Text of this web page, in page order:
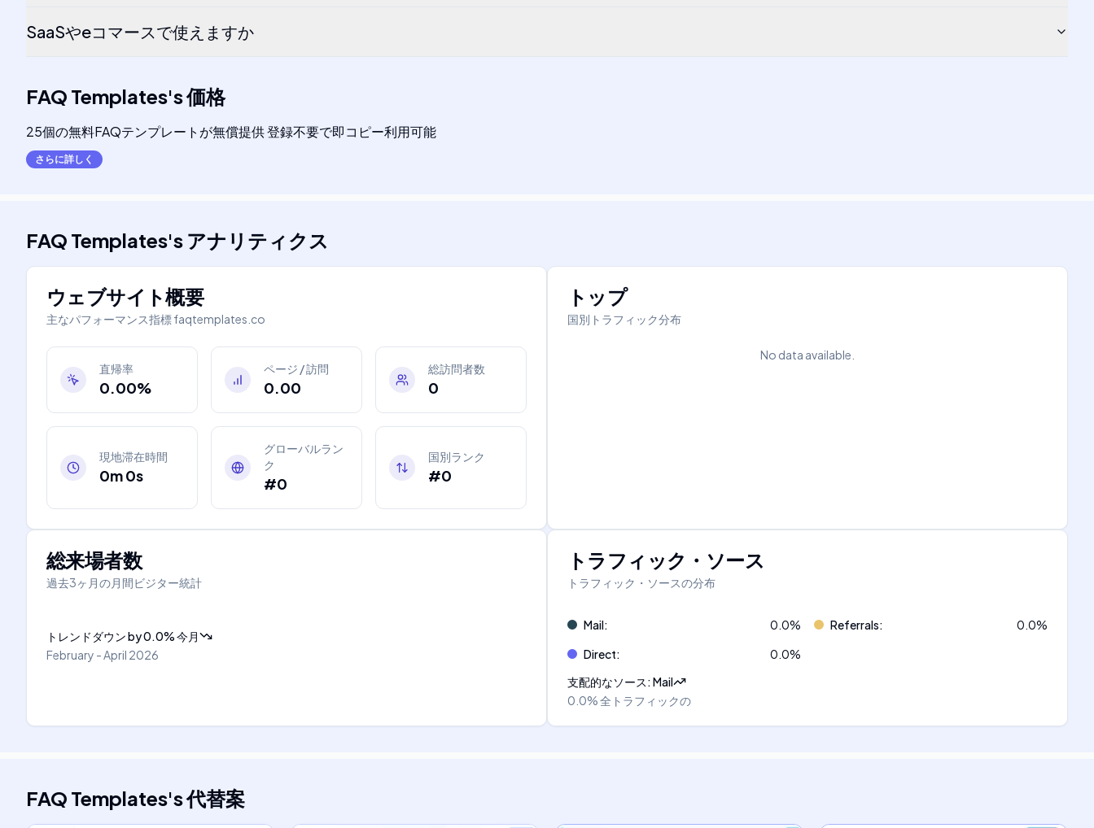
SaaSやeコマースで使えますか
FAQ Templates's価格
25個の無料FAQテンプレートが無償提供 登録不要で即コピー利用可能
さらに詳しく
FAQ Templates's アナリティクス
ウェブサイト概要
主なパフォーマンス指標faqtemplates.co
直帰率
0.00%
ページ / 訪問
0.00
総訪問者数
0
現地滞在時間
0m 0s
グローバルラン
ク
#0
国別ランク
#0
トップ
国別トラフィック分布
No data available.
総来場者数
過去3ヶ月の月間ビジター統計
トレンドダウンby0.0%今月
February - April 2026
トラフィック・ソース
トラフィック・ソースの分布
Mail: 0.0% Referrals: 0.0%
Direct: 0.0%
支配的なソース:Mail
0.0%全トラフィックの
FAQ Templates's代替案